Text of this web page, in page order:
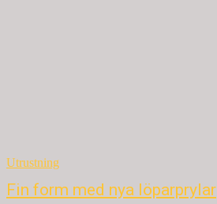
Utrustning
Fin form med nya löparprylar